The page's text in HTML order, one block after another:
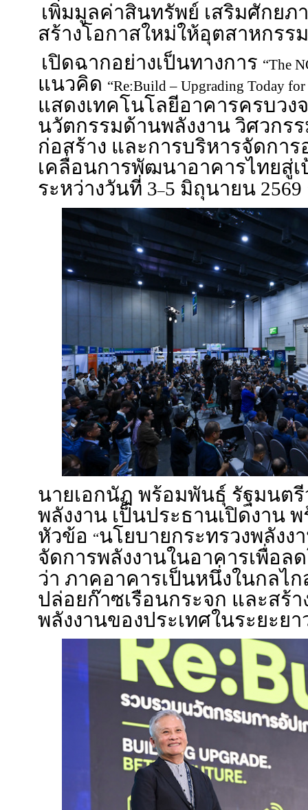
เพิ่มมูลค่าสินทรัพย์ เสริมศักยภ
สร้างโอกาสใหม่ให้อุตสาหกรร
เปิดฉากอย่างเป็นทางการ “The
แนวคิด “Re:Build – Upgrading Today
แสดงเทคโนโลยีอาคารครบวง
นวัตกรรมด้านพลังงาน วิศวกร
ก่อสร้าง และการบริหารจัดกา
เคลื่อนการพัฒนาอาคารไทยสู่
ระหว่างวันที่ 3–5 มิถุนายน
นายเอกนัฏ พร้อมพันธุ์ รัฐมนตรี
พลังงาน เป็นประธานเปิดงาน
หัวข้อ “นโยบายกระทรวงพลังง
จัดการพลังงานในอาคารเพื่อล
ว่า ภาคอาคารเป็นหนึ่งในกลไ
ปล่อยก๊าซเรือนกระจก และสร้
พลังงานของประเทศในระยะยา